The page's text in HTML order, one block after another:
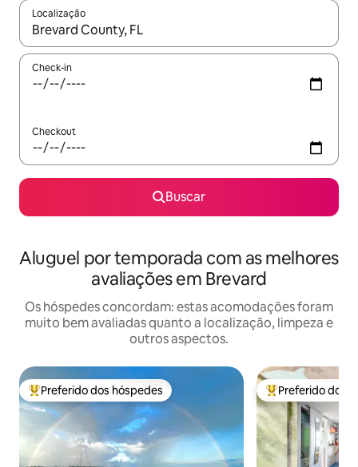
Localização
Quando os resultados estiverem disponíveis, explore-os
Check-in
Checkout
Buscar
Aluguel por temporada com as melhores
avaliações em Brevard
Os hóspedes concordam: estas acomodações foram
muito bem avaliadas quanto a localização, limpeza e
outros aspectos.
Entre os melhores preferidos dos hóspedes
Preferido dos hóspedes Entre os
Preferido dos